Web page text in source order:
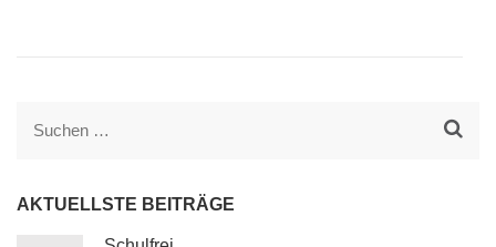
Suchen
AKTUELLSTE BEITRÄGE